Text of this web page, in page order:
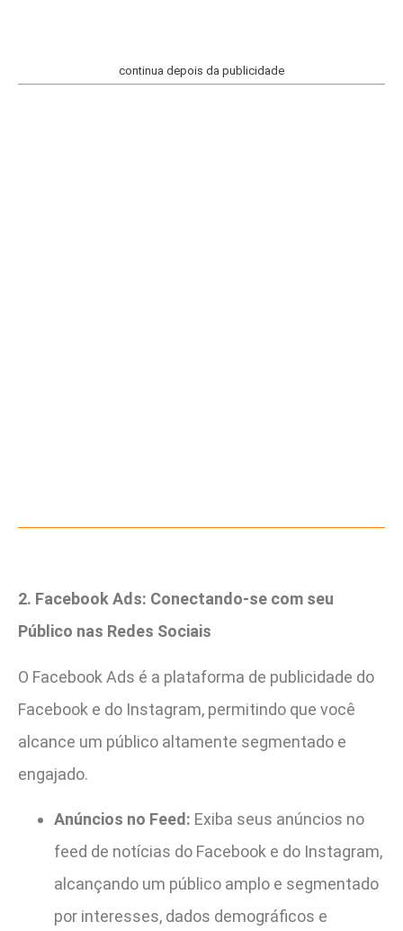
continua depois da publicidade
2. Facebook Ads: Conectando-se com seu
Público nas Redes Sociais
O Facebook Ads é a plataforma de publicidade do
Facebook e do Instagram, permitindo que você
alcance um público altamente segmentado e
engajado.
Anúncios no Feed: Exiba seus anúncios no
feed de notícias do Facebook e do Instagram,
alcançando um público amplo e segmentado
por interesses, dados demográficos e